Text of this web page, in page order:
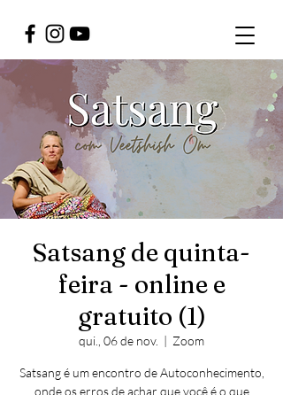
Satsang de quinta-
feira - online e
gratuito (1)
qui., 06 de nov.
  |
Zoom
Satsang é um encontro de Autoconhecimento,
onde os erros de achar que você é o que